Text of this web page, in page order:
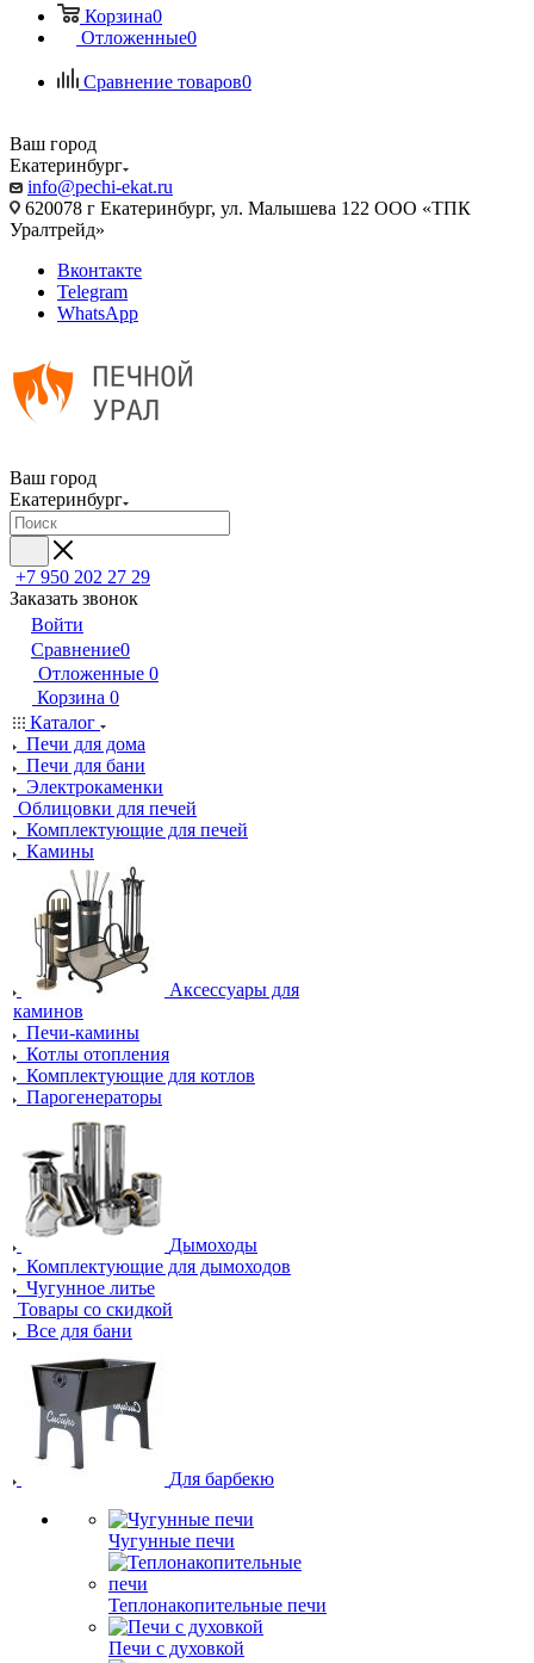
Корзина0
Отложенные0
Сравнение товаров0
Ваш город
Екатеринбург
info@pechi-ekat.ru
620078 г Екатеринбург, ул. Малышева 122 ООО «ТПК
Уралтрейд»
Вконтакте
Telegram
WhatsApp
Ваш город
Екатеринбург
+7 950 202 27 29
Заказать звонок
Войти
Сравнение0
Отложенные 0
Корзина 0
Каталог
Печи для дома
Печи для бани
Электрокаменки
Облицовки для печей
Комплектующие для печей
Камины
Аксессуары для
каминов
Печи-камины
Котлы отопления
Комплектующие для котлов
Парогенераторы
Дымоходы
Комплектующие для дымоходов
Чугунное литье
Товары со скидкой
Все для бани
Для барбекю
Чугунные печи
Теплонакопительные печи
Печи с духовкой